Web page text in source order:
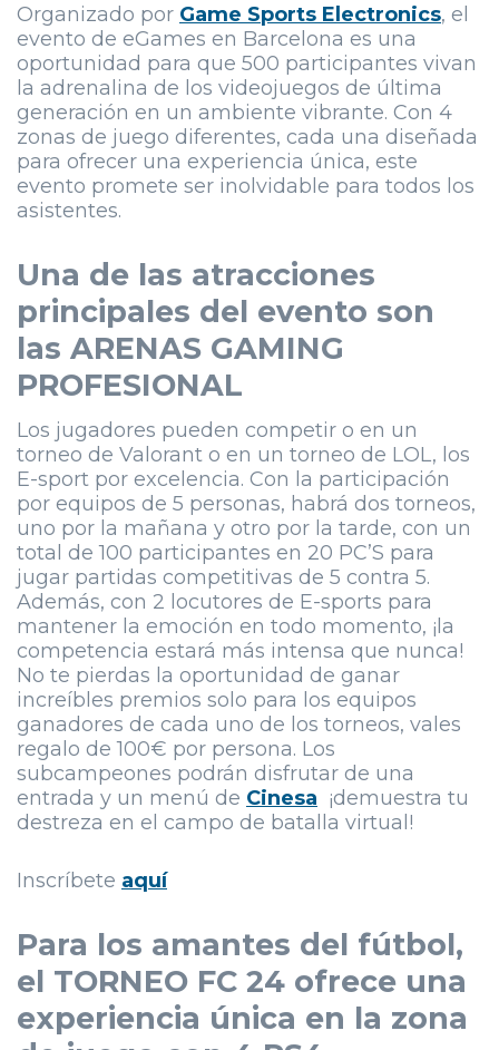
Organizado por Game Sports Electronics, el
evento de eGames en Barcelona es una
oportunidad para que 500 participantes vivan
la adrenalina de los videojuegos de última
generación en un ambiente vibrante. Con 4
zonas de juego diferentes, cada una diseñada
para ofrecer una experiencia única, este
evento promete ser inolvidable para todos los
asistentes.
Una de las atracciones
principales del evento son
las ARENAS GAMING
PROFESIONAL
Los jugadores pueden competir o en un
torneo de Valorant o en un torneo de LOL, los
E-sport por excelencia. Con la participación
por equipos de 5 personas, habrá dos torneos,
uno por la mañana y otro por la tarde, con un
total de 100 participantes en 20 PC’S para
jugar partidas competitivas de 5 contra 5.
Además, con 2 locutores de E-sports para
mantener la emoción en todo momento, ¡la
competencia estará más intensa que nunca!
No te pierdas la oportunidad de ganar
increíbles premios solo para los equipos
ganadores de cada uno de los torneos, vales
regalo de 100€ por persona. Los
subcampeones podrán disfrutar de una
entrada y un menú de Cinesa ¡demuestra tu
destreza en el campo de batalla virtual!
Inscríbete aquí
Para los amantes del fútbol,
el TORNEO FC 24 ofrece una
experiencia única en la zona